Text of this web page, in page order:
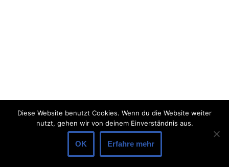
| Präsentiert vonWordPress
Diese Website benutzt Cookies. Wenn du die Website weiter
nutzt, gehen wir von deinem Einverständnis aus.
OK Erfahre mehr